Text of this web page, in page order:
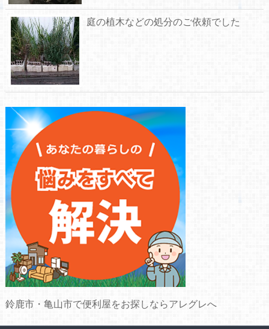
庭の植木などの処分のご依頼でした
鈴鹿市・亀山市で便利屋をお探しならアレグレへ